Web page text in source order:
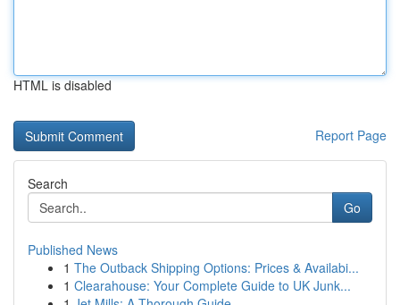
HTML is disabled
Report Page
Search
Go
Published News
1 The Outback Shipping Options: Prices & Availabi...
1 Clearahouse: Your Complete Guide to UK Junk...